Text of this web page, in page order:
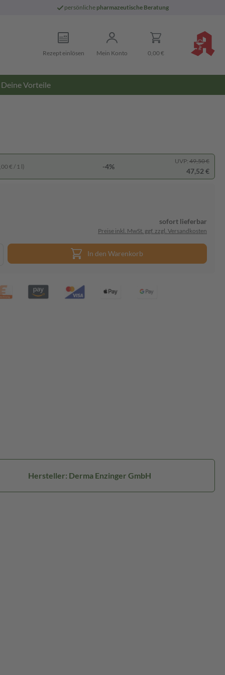
persönliche pharmazeutische Beratung
Rezept einlösen Mein Konto 0,00 €
Deine Vorteile
€ / 1 l) -4%
UVP: 49,50 €
47,52 €
sofort lieferbar
Preise inkl. MwSt. ggf. zzgl. Versandkosten
In den Warenkorb
Hersteller: Derma Enzinger GmbH